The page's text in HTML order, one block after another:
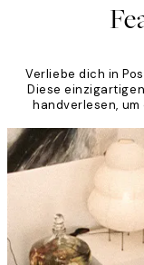
Verliebe dich in
Diese
handverlesen, um